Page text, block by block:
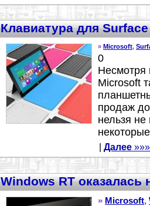
Клавиатура для
» Microsoft,
0
Несмотря
Microsoft
продаж
нельзя не
Далее »»»
Windows RT оказалась
» Microsoft,